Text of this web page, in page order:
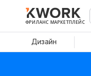
ФРИЛАНС МАРКЕТПЛЕЙС
Дизайн